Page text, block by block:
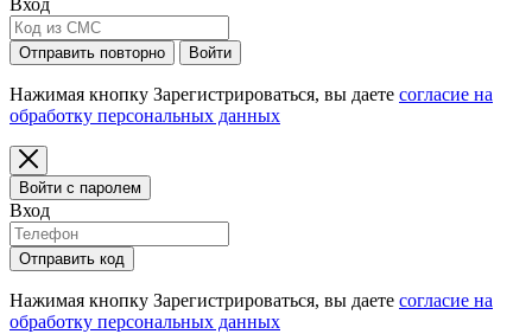
Отправить повторно Войти
Нажимая кнопку Зарегистрироваться, вы даете согласие на
обработку персональных данных
Войти с паролем
Вход
Отправить код
Нажимая кнопку Зарегистрироваться, вы даете согласие на
обработку персональных данных